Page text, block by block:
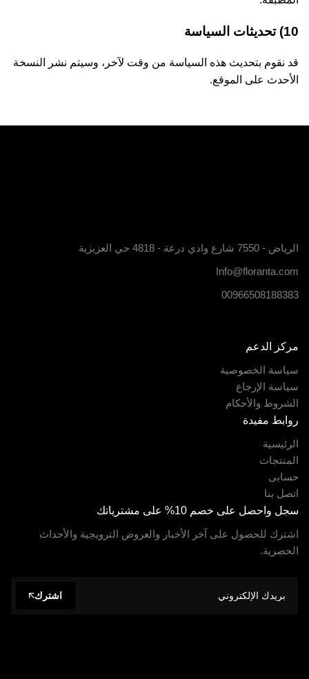
10) تحديثات السياسة
قد نقوم بتحديث هذه السياسة من وقت لآخر، وسيتم نشر النسخة
الأحدث على الموقع.
الرياض - 7550 شارع وادي درعة - 4818 حي العزيزية
Info@floranta.com
00966508188383
مركز الدعم
سياسة الخصوصية
سياسة الإرجاع
الشروط والأحكام
روابط مفيدة
الرئيسية
المنتجات
حسابى
اتصل بنا
سجل واحصل على خصم 10% على مشترياتك
اشترك للحصول على آخر الأخبار والعروض الترويجية والأحداث
الحصرية.
اشترك